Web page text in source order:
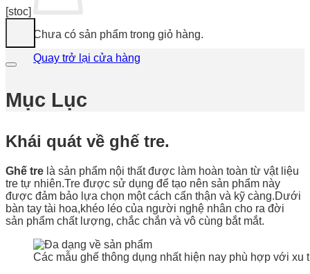
Chưa có sản phẩm trong giỏ hàng.
Quay trở lại cửa hàng
[stoc]
Mục Lục
Khái quát về ghế tre.
Ghế tre là sản phẩm nội thất được làm hoàn toàn từ vật liệu
tre tự nhiên.Tre được sử dụng để tạo nên sản phẩm này
được đảm bảo lựa chọn một cách cẩn thận và kỹ càng.Dưới
bàn tay tài hoa,khéo léo của người nghệ nhân cho ra đời
sản phẩm chất lượng, chắc chắn và vô cùng bắt mắt.
Các mẫu ghế thông dụng nhất hiện nay phù hợp với xu